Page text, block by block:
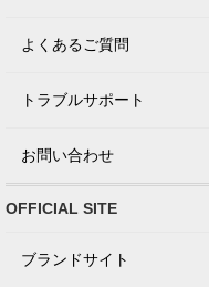
よくあるご質問
トラブルサポート
お問い合わせ
OFFICIAL SITE
ブランドサイト